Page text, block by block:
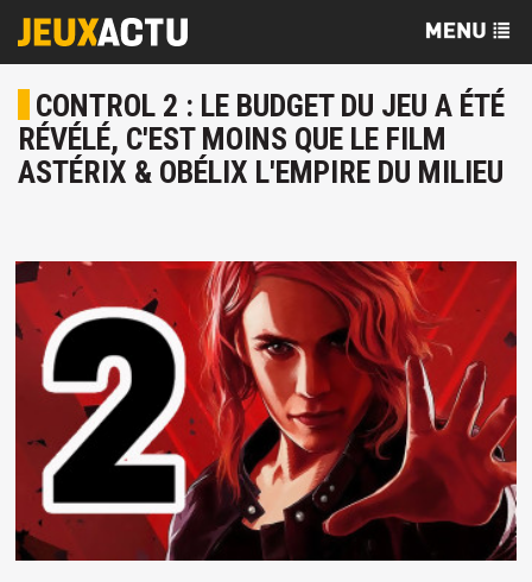
CONTROL 2 : LE BUDGET DU JEU A ÉTÉ
RÉVÉLÉ, C'EST MOINS QUE LE FILM
ASTÉRIX & OBÉLIX L'EMPIRE DU MILIEU